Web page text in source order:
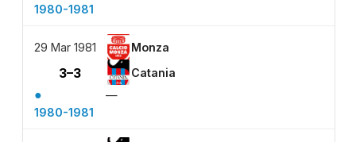
1980-1981
29 Mar 1981 Monza
3–3 Catania
●
—
1980-1981